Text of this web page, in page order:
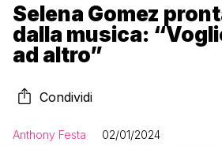
Selena Gomez
dalla musica:
ad altro”
Condividi
Anthony Festa 02/01/2024